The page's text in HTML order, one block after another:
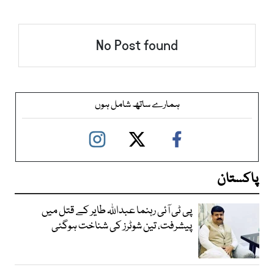
No Post found
ہمارے ساتھ شامل ہوں
پاکستان
پی ٹی آئی رہنما عبداللہ طایر کے قتل میں
پیشرفت، تین شوٹرز کی شناخت ہوگئی